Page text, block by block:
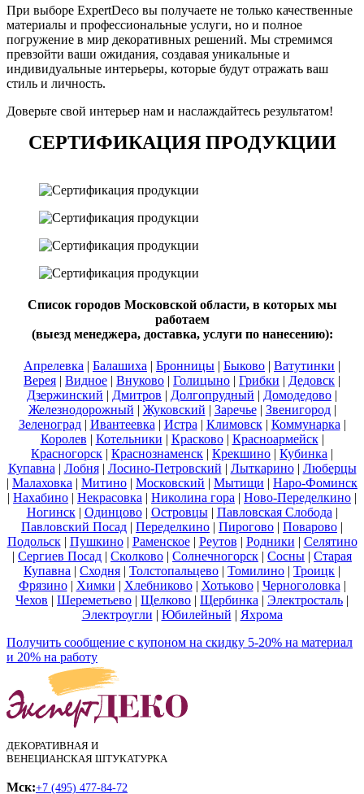
При выборе ExpertDeco вы получаете не только качественные
материалы и профессиональные услуги, но и полное
погружение в мир декоративных решений. Мы стремимся
превзойти ваши ожидания, создавая уникальные и
индивидуальные интерьеры, которые будут отражать ваш
стиль и личность.
Доверьте свой интерьер нам и наслаждайтесь результатом!
СЕРТИФИКАЦИЯ ПРОДУКЦИИ
Список городов Московской области, в которых мы
работаем
(выезд менеджера, доставка, услуги по нанесению):
Апрелевка | Балашиха | Бронницы | Быково | Ватутинки |
Верея | Видное | Внуково | Голицыно | Грибки | Дедовск |
Дзержинский | Дмитров | Долгопрудный | Домодедово |
Железнодорожный | Жуковский | Заречье| Звенигород|
Зеленоград| Ивантеевка | Истра | Климовск| Коммунарка |
Королев | Котельники | Красково| Красноармейск|
Красногорск | Краснознаменск | Крекшино | Кубинка |
Купавна | Лобня| Лосино-Петровский | Лыткарино| Люберцы
| Малаховка | Митино | Московский | Мытищи | Наро-Фоминск
| Нахабино | Некрасовка | Николина гора | Ново-Переделкино |
Ногинск| Одинцово| Островцы| Павловская Слобода |
Павловский Посад | Переделкино | Пирогово | Поварово |
Подольск| Пушкино| Раменское| Реутов | Родники | Селятино
| Сергиев Посад | Сколково | Солнечногорск | Сосны | Старая
Купавна | Сходня | Толстопальцево | Томилино | Троицк |
Фрязино| Химки | Хлебниково| Хотьково| Черноголовка |
Чехов | Шереметьево | Щелково | Щербинка | Электросталь |
Электроугли | Юбилейный | Яхрома
Получить сообщение с купоном на скидку 5-20% на материал
и 20% на работу
ДЕКОРАТИВНАЯ И
ВЕНЕЦИАНСКАЯ ШТУКАТУРКА
Мск:+7 (495) 477-84-72